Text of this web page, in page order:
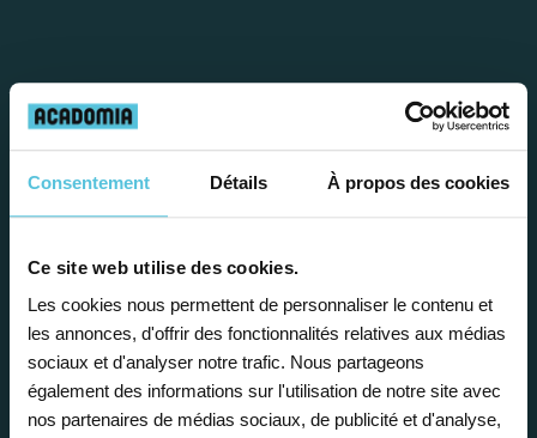
Consentement Détails À propos des cookies
Ce site web utilise des cookies.
Les cookies nous permettent de personnaliser le contenu et
les annonces, d'offrir des fonctionnalités relatives aux médias
sociaux et d'analyser notre trafic. Nous partageons
également des informations sur l'utilisation de notre site avec
nos partenaires de médias sociaux, de publicité et d'analyse,
Je vous propose un
bilan personnalisé